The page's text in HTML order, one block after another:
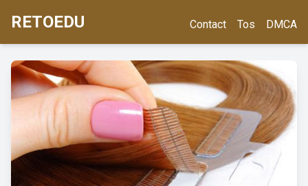
RETOEDU Contact Tos DMCA